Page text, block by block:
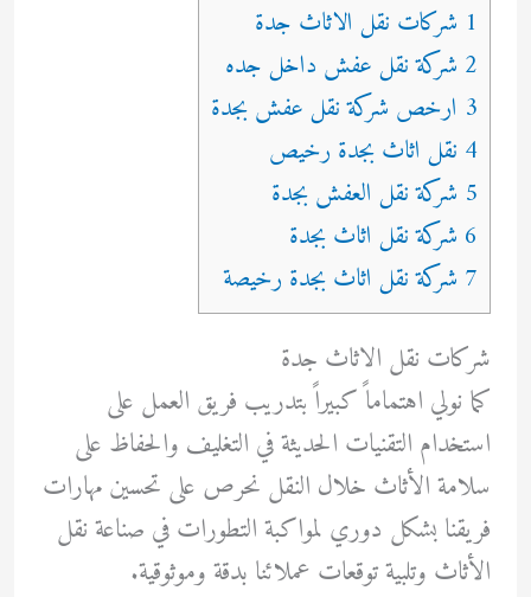
1 شركات نقل الاثاث جدة
2 شركة نقل عفش داخل جده
3 ارخص شركة نقل عفش بجدة
4 نقل اثاث بجدة رخيص
5 شركة نقل العفش بجدة
6 شركة نقل اثاث بجدة
7 شركة نقل اثاث بجدة رخيصة
شركات نقل الاثاث جدة
كما نولي اهتماماً كبيراً بتدريب فريق العمل على
استخدام التقنيات الحديثة في التغليف والحفاظ على
سلامة الأثاث خلال النقل نحرص على تحسين مهارات
فريقنا بشكل دوري لمواكبة التطورات في صناعة نقل
الأثاث وتلبية توقعات عملائنا بدقة وموثوقية.